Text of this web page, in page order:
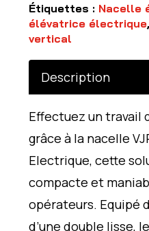
Étiquettes : Nacelle
élévatrice électrique,
vertical
Description
Effectuez un travail
grâce à la nacelle
Electrique, cette
compacte et
opérateurs. Equipé
d’une double lisse,